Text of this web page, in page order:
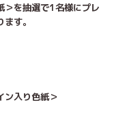
を抽選で1名様にプレ
す。
入り色紙＞